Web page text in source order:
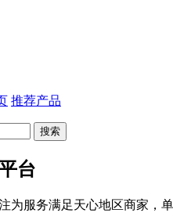
推荐产品
搜索
台
为服务满足天心地区商家，